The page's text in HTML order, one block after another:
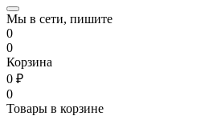
Мы в сети, пишите
0
0
Корзина
0 ₽
0
Товары в корзине